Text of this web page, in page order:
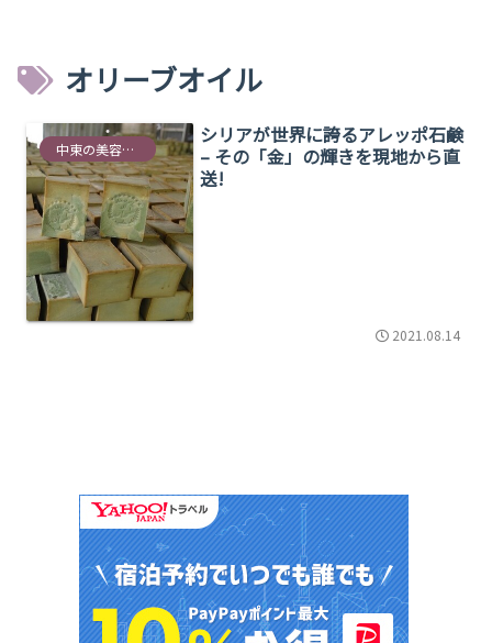
オリーブオイル
中東の美容情報
シリアが世界に誇るアレッポ石鹸
– その「金」の輝きを現地から直
送!
2021.08.14